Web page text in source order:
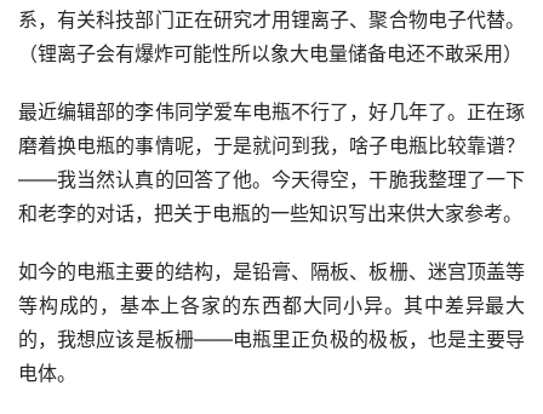
系，有关科技部门正在研究才用锂离子、聚合物电子代替。
（锂离子会有爆炸可能性所以象大电量储备电还不敢采用）
最近编辑部的李伟同学爱车电瓶不行了，好几年了。正在琢
磨着换电瓶的事情呢，于是就问到我，啥子电瓶比较靠谱？
——我当然认真的回答了他。今天得空，干脆我整理了一下
和老李的对话，把关于电瓶的一些知识写出来供大家参考。
如今的电瓶主要的结构，是铅膏、隔板、板栅、迷宫顶盖等
等构成的，基本上各家的东西都大同小异。其中差异最大
的，我想应该是板栅——电瓶里正负极的极板，也是主要导
电体。